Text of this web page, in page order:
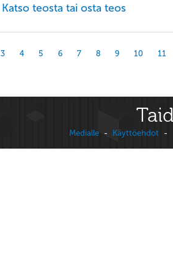
Katso teosta tai osta teos
3 4 5 6 7 8 9 10 11
Medialle - Käyttöehdot -